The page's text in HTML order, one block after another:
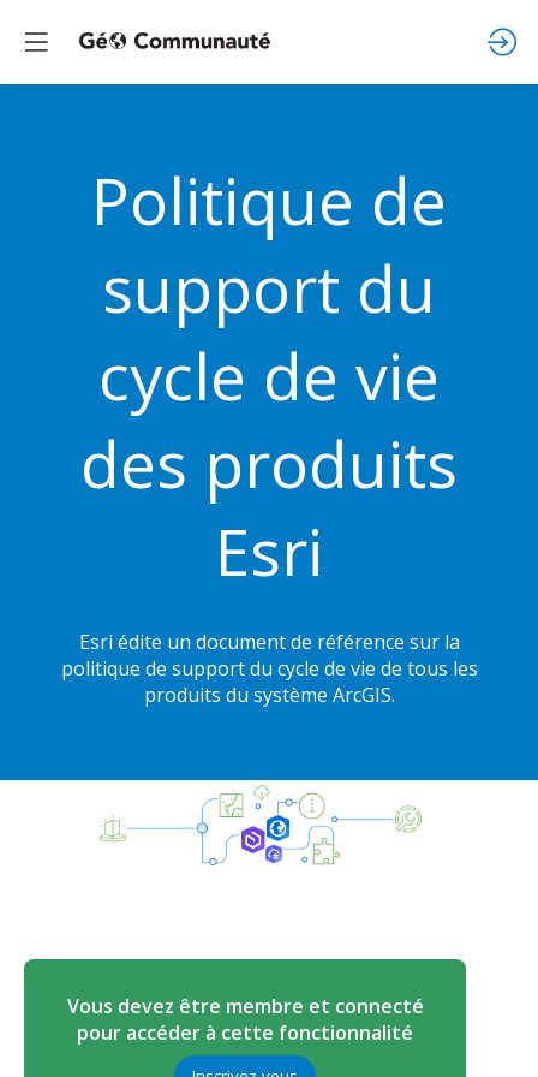
Politique de
support du
cycle de vie
des produits
Esri
Esri édite un document de référence sur la
politique de support du cycle de vie de tous les
produits du système ArcGIS.
Vous devez être membre et connecté
pour accéder à cette fonctionnalité